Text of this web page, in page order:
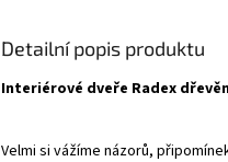
Detailní popis produktu
Interiérové dveře Radex
Velmi si vážíme názorů,